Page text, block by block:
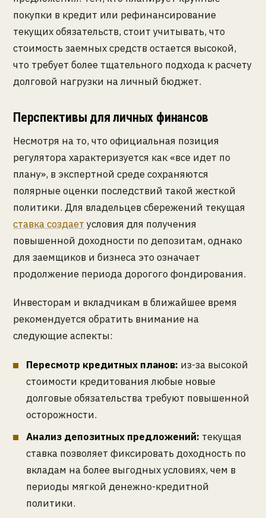
покупки в кредит или рефинансирование
текущих обязательств, стоит учитывать, что
стоимость заемных средств остается высокой,
что требует более тщательного подхода к расчету
долговой нагрузки на личный бюджет.
Перспективы для личных финансов
Несмотря на то, что официальная позиция
регулятора характеризуется как «все идет по
плану», в экспертной среде сохраняются
полярные оценки последствий такой жесткой
политики. Для владельцев сбережений текущая
ставка создает условия для получения
повышенной доходности по депозитам, однако
для заемщиков и бизнеса это означает
продолжение периода дорогого фондирования.
Инвесторам и вкладчикам в ближайшее время
рекомендуется обратить внимание на
следующие аспекты:
Пересмотр кредитных планов: из-за высокой
стоимости кредитования любые новые
долговые обязательства требуют повышенной
осторожности.
Анализ депозитных предложений: текущая
ставка позволяет фиксировать доходность по
вкладам на более выгодных условиях, чем в
периоды мягкой денежно-кредитной
политики.